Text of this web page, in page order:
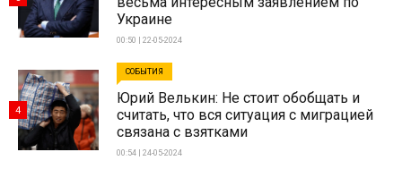
Украине
00:50 | 22-05-2024
СОБЫТИЯ
Юрий Велькин: Не стоит обобщать и
считать, что вся ситуация с миграцией
связана с взятками
00:54 | 24-05-2024
4